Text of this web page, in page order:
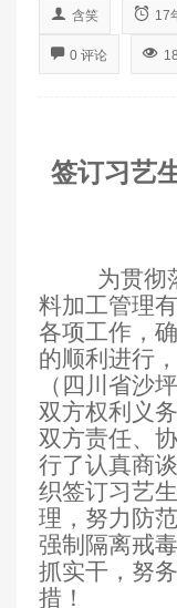
含笑 17
0 评论
签订习艺
为贯彻
料加工管理
各项工作，
的顺利进行
（四川省沙
双方权利义
双方责任、
行了认真商
织签订习艺
理， 努力防
强制隔离戒
抓实干，努
措！